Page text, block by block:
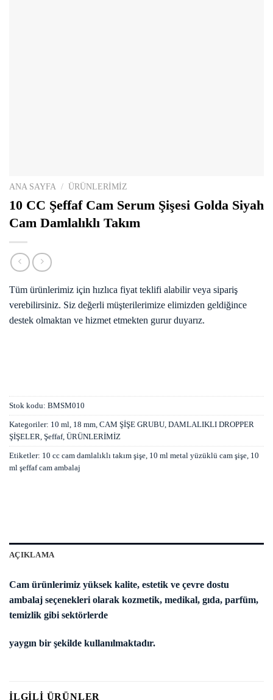
ANA SAYFA / ÜRÜNLERİMİZ
10 CC Şeffaf Cam Serum Şişesi Golda Siyah
Cam Damlalıklı Takım
Tüm ürünlerimiz için hızlıca fiyat teklifi alabilir veya sipariş
verebilirsiniz. Siz değerli müşterilerimize elimizden geldiğince
destek olmaktan ve hizmet etmekten gurur duyarız.
Stok kodu: BMSM010
Kategoriler: 10 ml, 18 mm, CAM ŞİŞE GRUBU, DAMLALIKLI DROPPER
ŞİŞELER, Şeffaf, ÜRÜNLERİMİZ
Etiketler: 10 cc cam damlalıklı takım şişe, 10 ml metal yüzüklü cam şişe, 10
ml şeffaf cam ambalaj
AÇIKLAMA
Cam ürünlerimiz yüksek kalite, estetik ve çevre dostu
ambalaj seçenekleri olarak kozmetik, medikal, gıda, parfüm,
temizlik gibi sektörlerde
yaygın bir şekilde kullanılmaktadır.
İLGILI ÜRÜNLER